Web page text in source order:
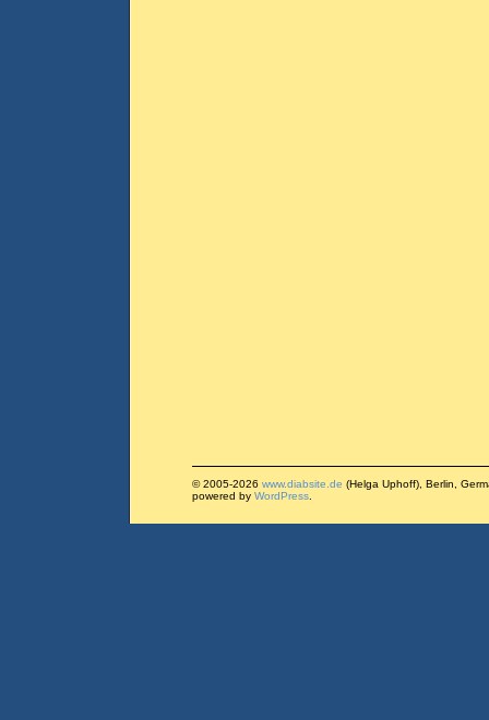
© 2005-2026 www.diabsite.de (Helga Uphoff), Berlin,
powered by WordPress.